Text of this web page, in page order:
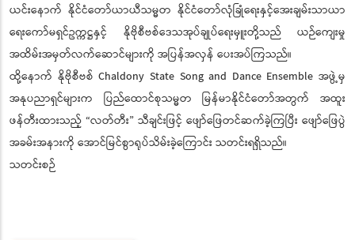
ယင်းနောက် နိုင်ငံတော်ယာယီသမ္မတ နိုင်ငံတော်လုံခြုံရေးနှင့်အေးချမ်းသာယာ
ရေးကော်မရှင်ဥက္ကဋ္ဌနှင့် နိုဗိုစီဗစ်ဒေသအုပ်ချုပ်ရေးမှူးတို့သည် ယဉ်ကျေးမှု
အထိမ်းအမှတ်လက်ဆောင်များကို အပြန်အလှန် ပေးအပ်ကြသည်။
ထို့နောက် နိုဗိုစီဗစ် Chaldony State Song and Dance Ensemble အဖွဲ့မှ
အနုပညာရှင်များက ပြည်ထောင်စုသမ္မတ မြန်မာနိုင်ငံတော်အတွက် အထူး
ဖန်တီးထားသည့် “လတ်တီး” သီချင်းဖြင့် ဖျော်ဖြေတင်ဆက်ခဲ့ကြပြီး ဖျော်ဖြေပွဲ
အခမ်းအနားကို အောင်မြင်စွာရုပ်သိမ်းခဲ့ကြောင်း သတင်းရရှိသည်။
သတင်းစဉ်